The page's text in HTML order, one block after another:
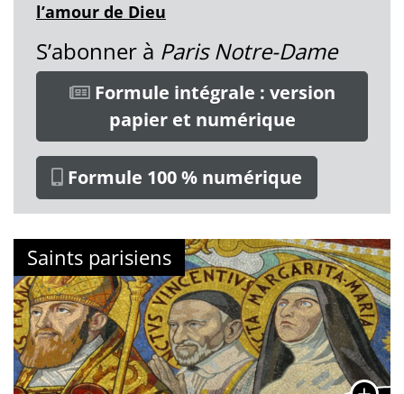
l’amour de Dieu
S’abonner à Paris Notre-Dame
Formule intégrale : version
papier et numérique
Formule 100 % numérique
Saints parisiens